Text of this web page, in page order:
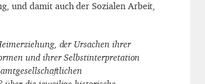
und damit auch der Sozialen Arbeit,
der Ursachen ihrer
und ihrer Selbstinterpretation